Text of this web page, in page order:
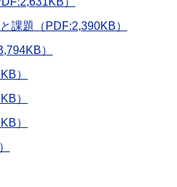
課題（PDF:2,390KB）
）
）
）
）